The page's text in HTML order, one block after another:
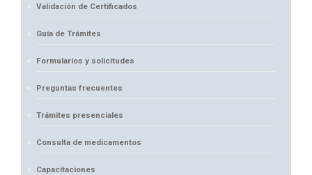
Validación de Certificados
Guía de Trámites
Formularios y solicitudes
Preguntas frecuentes
Trámites presenciales
Consulta de medicamentos
Capacitaciones